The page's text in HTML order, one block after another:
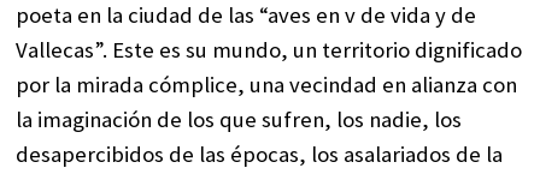
poeta en la ciudad de las “aves en v de vida y de
Vallecas”. Este es su mundo, un territorio dignificado
por la mirada cómplice, una vecindad en alianza con
la imaginación de los que sufren, los nadie, los
desapercibidos de las épocas, los asalariados de la